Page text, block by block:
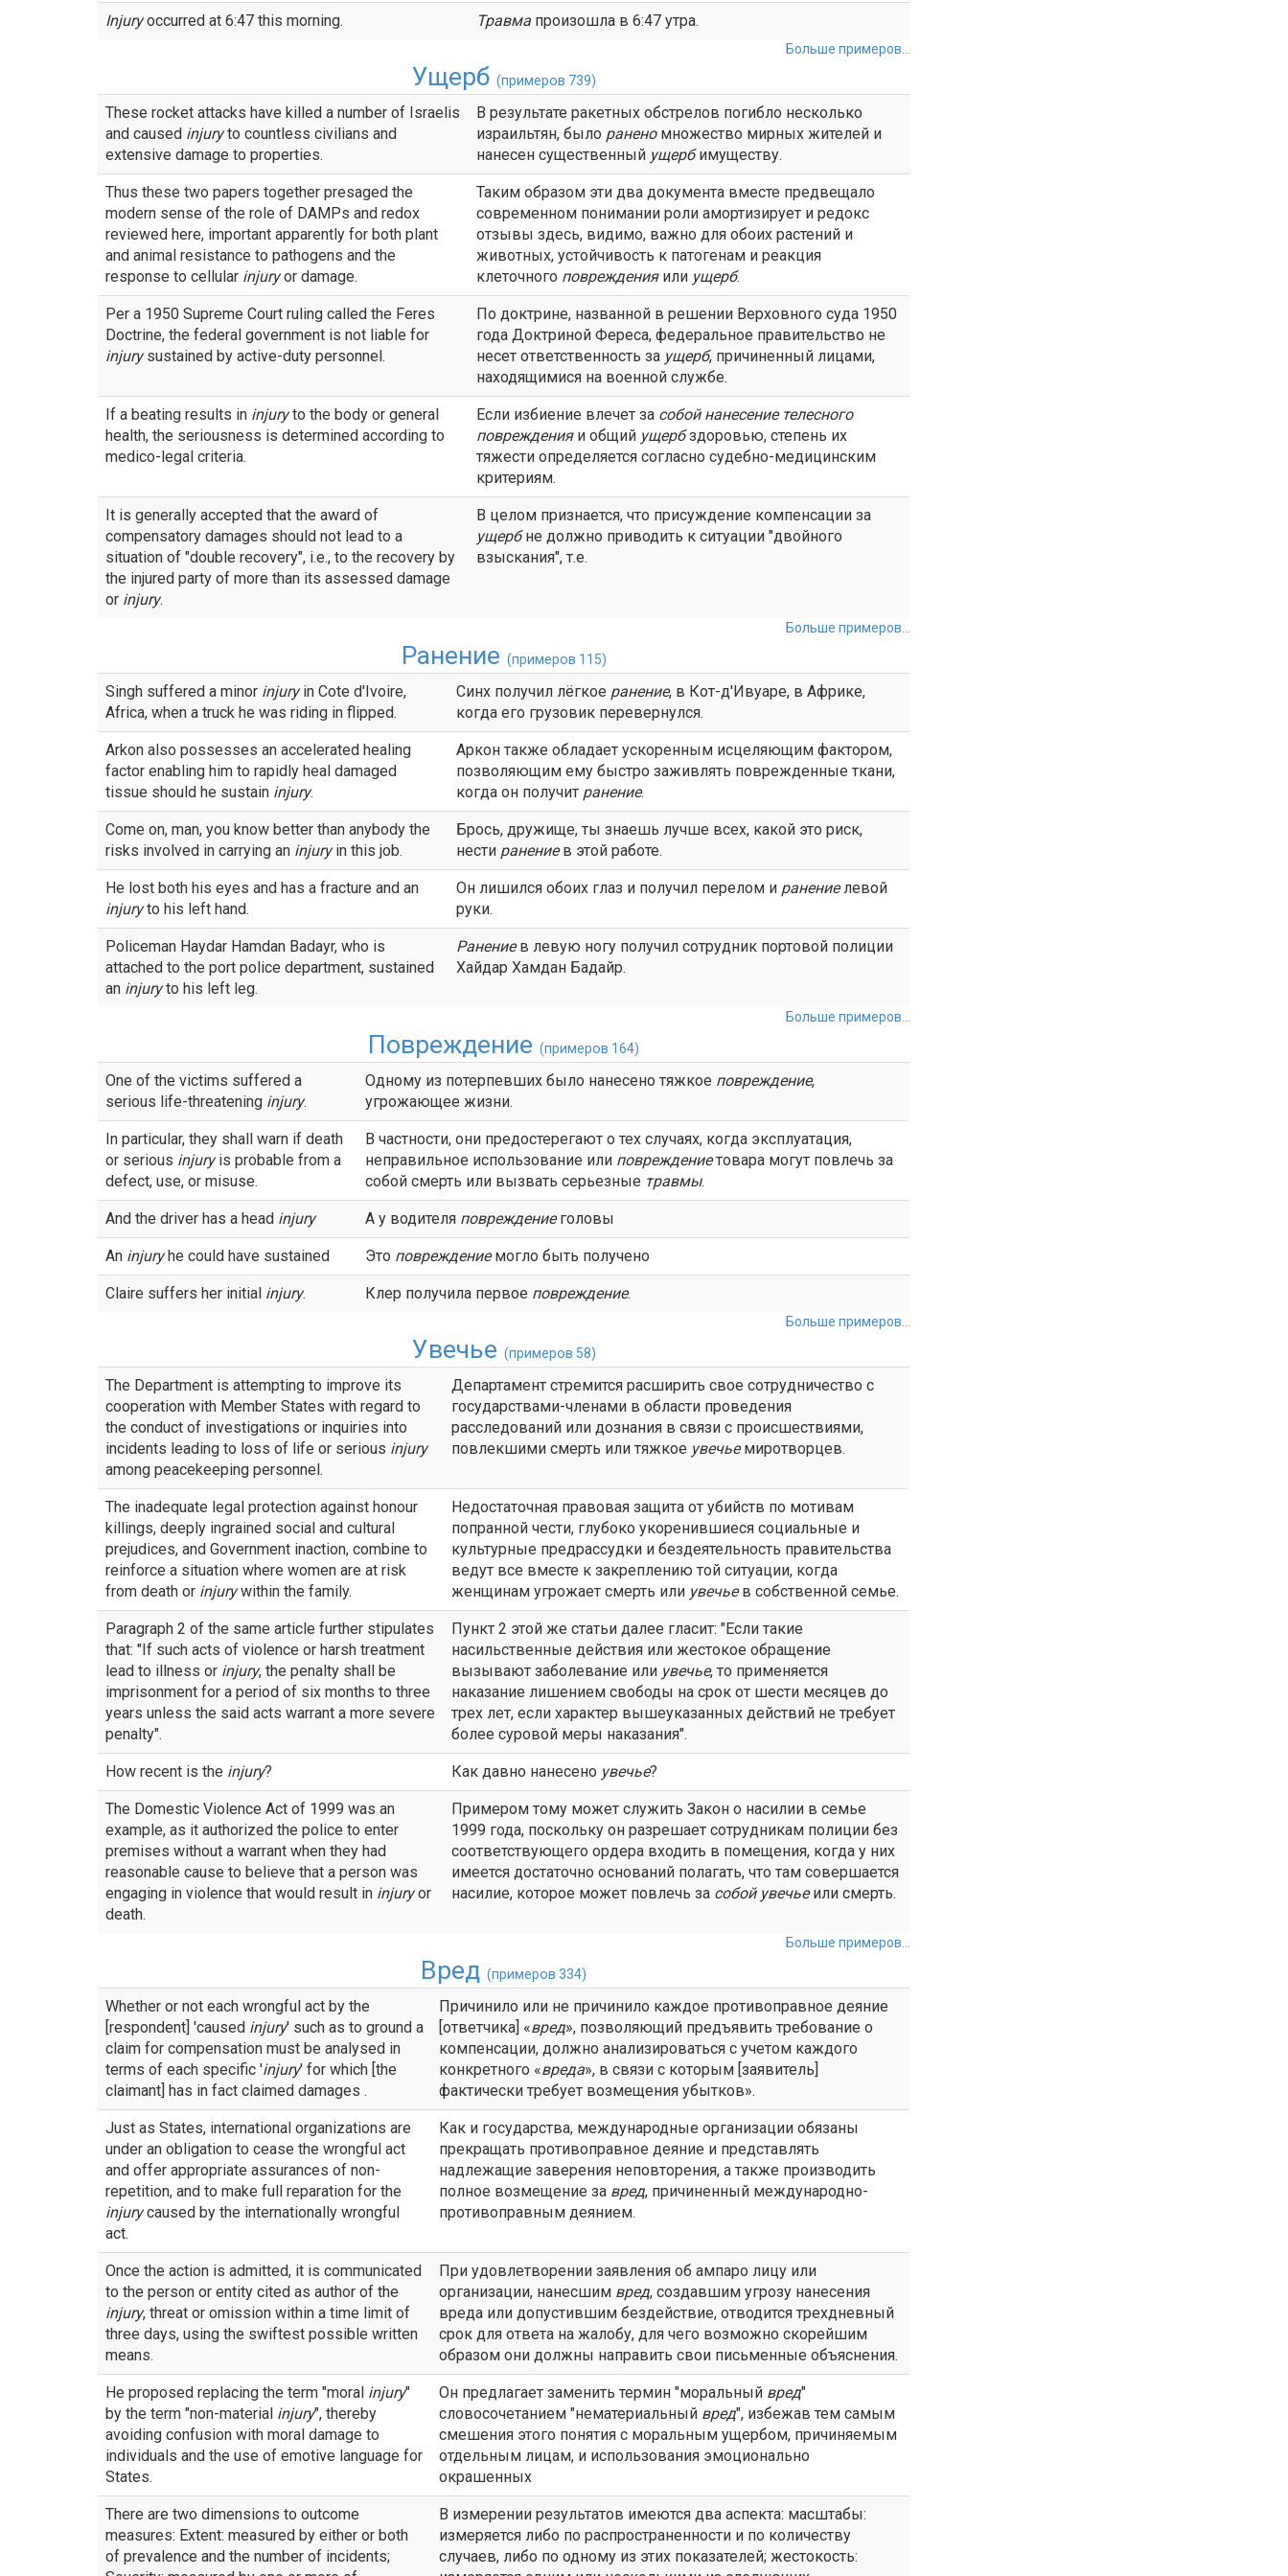
Injuryoccurred at 6:47 this morning. Травма произошла в 6:47 утра.
Больше примеров...
Ущерб (примеров 739)
These rocket attacks have killed a number of Israelis
and caused injuryto countless civilians and
extensive damage to properties.
В результате ракетных обстрелов погибло несколько
израильтян, было раненомножество мирных жителей и
нанесен существенный ущербимуществу.
Thus these two papers together presaged the
modern sense of the role of DAMPs and redox
reviewed here, important apparently for both plant
and animal resistance to pathogens and the
response to cellular injuryor damage.
Таким образом эти два документа вместе предвещало
современном понимании роли амортизирует и редокс
отзывы здесь, видимо, важно для обоих растений и
животных, устойчивость к патогенам и реакция
клеточного поврежденияили ущерб.
Per a 1950 Supreme Court ruling called the Feres
Doctrine, the federal government is not liable for
injurysustained by active-duty personnel.
По доктрине, названной в решении Верховного суда 1950
года Доктриной Фереса, федеральное правительство не
несет ответственность за ущерб, причиненный лицами,
находящимися на военной службе.
If a beating results in injuryto the body or general
health, the seriousness is determined according to
medico-legal criteria.
Если избиение влечет за собой нанесение телесного
поврежденияи общий ущербздоровью, степень их
тяжести определяется согласно судебно-медицинским
критериям.
It is generally accepted that the award of
compensatory damages should not lead to a
situation of "double recovery", i.e., to the recovery by
the injured party of more than its assessed damage
or injury.
В целом признается, что присуждение компенсации за
ущербне должно приводить к ситуации "двойного
взыскания", т.е.
Больше примеров...
Ранение (примеров 115)
Singh suffered a minor injuryin Cote d'Ivoire,
Africa, when a truck he was riding in flipped.
Синх получил лёгкое ранение, в Кот-д'Ивуаре, в Африке,
когда его грузовик перевернулся.
Arkon also possesses an accelerated healing
factor enabling him to rapidly heal damaged
tissue should he sustain injury.
Аркон также обладает ускоренным исцеляющим фактором,
позволяющим ему быстро заживлять поврежденные ткани,
когда он получит ранение.
Come on, man, you know better than anybody the
risks involved in carrying an injuryin this job.
Брось, дружище, ты знаешь лучше всех, какой это риск,
нести ранениев этой работе.
He lost both his eyes and has a fracture and an
injuryto his left hand.
Он лишился обоих глаз и получил перелом и ранениелевой
руки.
Policeman Haydar Hamdan Badayr, who is
attached to the port police department, sustained
an injuryto his left leg.
Ранениев левую ногу получил сотрудник портовой полиции
Хайдар Хамдан Бадайр.
Больше примеров...
Повреждение(примеров 164)
One of the victims suffered a
serious life-threatening injury.
Одному из потерпевших было нанесено тяжкое повреждение,
угрожающее жизни.
In particular, they shall warn if death
or serious injuryis probable from a
defect, use, or misuse.
В частности, они предостерегают о тех случаях, когда эксплуатация,
неправильное использование или повреждениетовара могут повлечь за
собой смерть или вызвать серьезные травмы.
And the driver has a head injury А у водителя повреждениеголовы
An injuryhe could have sustained Это повреждениемогло быть получено
Claire suffers her initial injury. Клер получила первое повреждение.
Больше примеров...
Увечье (примеров 58)
The Department is attempting to improve its
cooperation with Member States with regard to
the conduct of investigations or inquiries into
incidents leading to loss of life or serious injury
among peacekeeping personnel.
Департамент стремится расширить свое сотрудничество с
государствами-членами в области проведения
расследований или дознания в связи с происшествиями,
повлекшими смерть или тяжкое увечьемиротворцев.
The inadequate legal protection against honour
killings, deeply ingrained social and cultural
prejudices, and Government inaction, combine to
reinforce a situation where women are at risk
from death or injurywithin the family.
Недостаточная правовая защита от убийств по мотивам
попранной чести, глубоко укоренившиеся социальные и
культурные предрассудки и бездеятельность правительства
ведут все вместе к закреплению той ситуации, когда
женщинам угрожает смерть или увечьев собственной семье.
Paragraph 2 of the same article further stipulates
that: "If such acts of violence or harsh treatment
lead to illness or injury, the penalty shall be
imprisonment for a period of six months to three
years unless the said acts warrant a more severe
penalty".
Пункт 2 этой же статьи далее гласит: "Если такие
насильственные действия или жестокое обращение
вызывают заболевание или увечье, то применяется
наказание лишением свободы на срок от шести месяцев до
трех лет, если характер вышеуказанных действий не требует
более суровой меры наказания".
How recent is the injury? Как давно нанесено увечье?
The Domestic Violence Act of 1999 was an
example, as it authorized the police to enter
premises without a warrant when they had
reasonable cause to believe that a person was
engaging in violence that would result in injuryor
death.
Примером тому может служить Закон о насилии в семье
1999 года, поскольку он разрешает сотрудникам полиции без
соответствующего ордера входить в помещения, когда у них
имеется достаточно оснований полагать, что там совершается
насилие, которое может повлечь за собой увечьеили смерть.
Больше примеров...
Вред(примеров 334)
Whether or not each wrongful act by the
[respondent] 'caused injury' such as to ground a
claim for compensation must be analysed in
terms of each specific 'injury' for which [the
claimant] has in fact claimed damages .
Причинило или не причинило каждое противоправное деяние
[ответчика] «вред», позволяющий предъявить требование о
компенсации, должно анализироваться с учетом каждого
конкретного «вреда», в связи с которым [заявитель]
фактически требует возмещения убытков».
Just as States, international organizations are
under an obligation to cease the wrongful act
and offer appropriate assurances of non-
repetition, and to make full reparation for the
injurycaused by the internationally wrongful
act.
Как и государства, международные организации обязаны
прекращать противоправное деяние и представлять
надлежащие заверения неповторения, а также производить
полное возмещение за вред, причиненный международно-
противоправным деянием.
Once the action is admitted, it is communicated
to the person or entity cited as author of the
injury, threat or omission within a time limit of
three days, using the swiftest possible written
means.
При удовлетворении заявления об ампаро лицу или
организации, нанесшим вред, создавшим угрозу нанесения
вреда или допустившим бездействие, отводится трехдневный
срок для ответа на жалобу, для чего возможно скорейшим
образом они должны направить свои письменные объяснения.
He proposed replacing the term "moral injury"
by the term "non-material injury", thereby
avoiding confusion with moral damage to
individuals and the use of emotive language for
States.
Он предлагает заменить термин "моральный вред"
словосочетанием "нематериальный вред", избежав тем самым
смешения этого понятия с моральным ущербом, причиняемым
отдельным лицам, и использования эмоционально
окрашенных
There are two dimensions to outcome
measures: Extent: measured by either or both
of prevalence and the number of incidents;
В измерении результатов имеются два аспекта: масштабы:
измеряется либо по распространенности и по количеству
случаев, либо по одному из этих показателей; жестокость: